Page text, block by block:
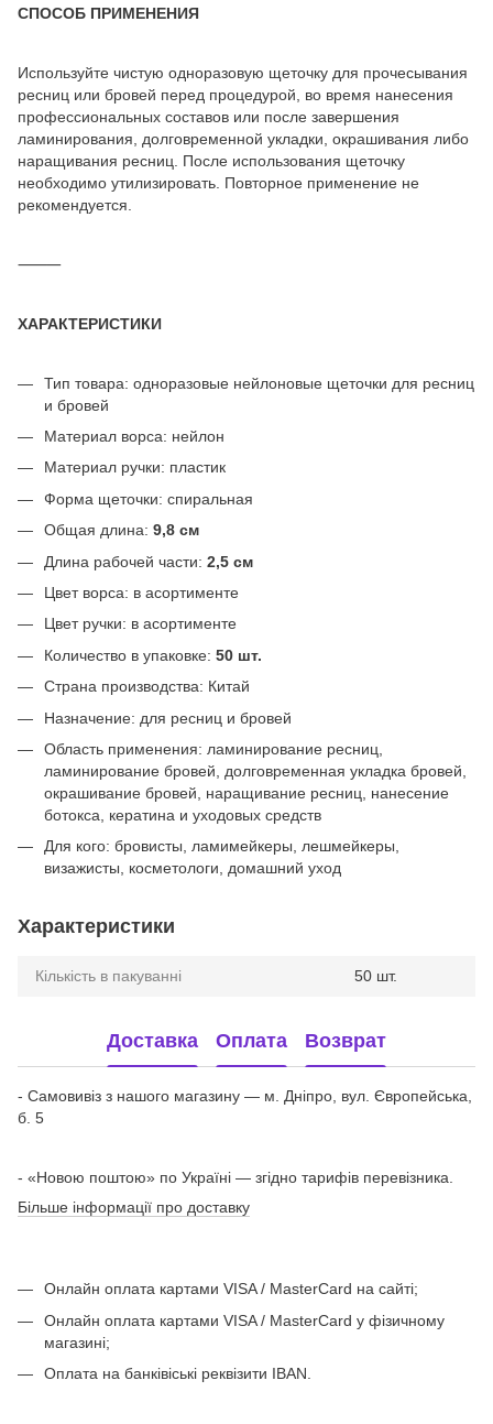
СПОСОБ ПРИМЕНЕНИЯ
Используйте чистую одноразовую щеточку для прочесывания
ресниц или бровей перед процедурой, во время нанесения
профессиональных составов или после завершения
ламинирования, долговременной укладки, окрашивания либо
наращивания ресниц. После использования щеточку
необходимо утилизировать. Повторное применение не
рекомендуется.
⸻
ХАРАКТЕРИСТИКИ
Тип товара: одноразовые нейлоновые щеточки для ресниц
и бровей
Материал ворса: нейлон
Материал ручки: пластик
Форма щеточки: спиральная
Общая длина: 9,8 см
Длина рабочей части: 2,5 см
Цвет ворса: в асортименте
Цвет ручки: в асортименте
Количество в упаковке: 50 шт.
Страна производства: Китай
Назначение: для ресниц и бровей
Область применения: ламинирование ресниц,
ламинирование бровей, долговременная укладка бровей,
окрашивание бровей, наращивание ресниц, нанесение
ботокса, кератина и уходовых средств
Для кого: бровисты, ламимейкеры, лешмейкеры,
визажисты, косметологи, домашний уход
Характеристики
Кількість в пакуванні 50 шт.
Доставка Оплата Возврат
- Самовивіз з нашого магазину — м. Дніпро, вул. Європейська,
б. 5
- «Новою поштою» по Україні — згідно тарифів перевізника.
Більше інформації про доставку
Онлайн оплата картами VISA / MasterCard на сайті;
Онлайн оплата картами VISA / MasterCard у фізичному
магазині;
Оплата на банківіські реквізити IBAN.